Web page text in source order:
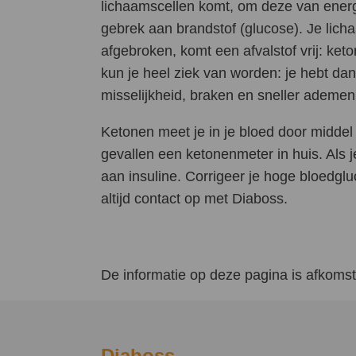
lichaamscellen komt, om deze van
gebrek aan brandstof (glucose). Je
afgebroken, komt een afvalstof vrij:
kun je heel ziek van worden: je hebt
misselijkheid, braken en sneller
Ketonen meet je in je bloed door
gevallen een ketonenmeter in huis. Als
aan insuline. Corrigeer je hoge
altijd contact op met Diaboss.
De informatie op deze pagina is